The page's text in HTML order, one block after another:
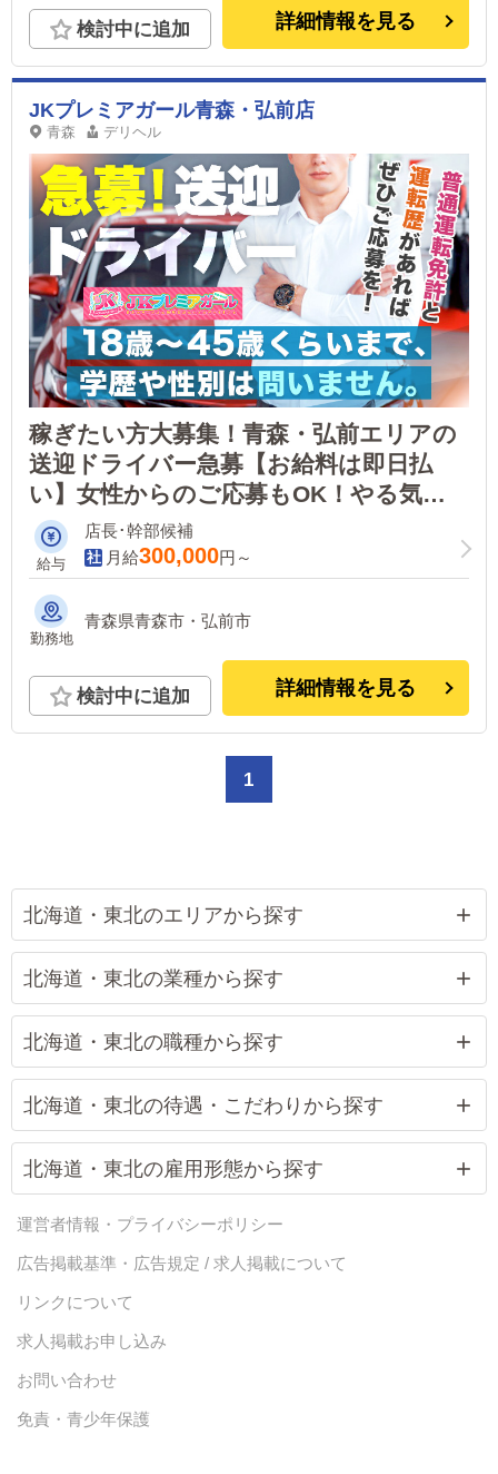
検討中に追加 詳細情報を見る
JKプレミアガール青森・弘前店
青森 デリヘル
稼ぎたい方大募集！青森・弘前エリアの
送迎ドライバー急募【お給料は即日払
い】女性からのご応募もOK！やる気と
免許があれば大丈夫！能力に応じて随時
昇給制度あり！
給与
店長･幹部候補
月給300,000円～
勤務地
青森県青森市・弘前市
検討中に追加 詳細情報を見る
1
北海道・東北のエリアから探す
北海道・東北の業種から探す
北海道・東北の職種から探す
北海道・東北の待遇・こだわりから探す
北海道・東北の雇用形態から探す
運営者情報・プライバシーポリシー
広告掲載基準・広告規定 / 求人掲載について
リンクについて
求人掲載お申し込み
お問い合わせ
免責・青少年保護